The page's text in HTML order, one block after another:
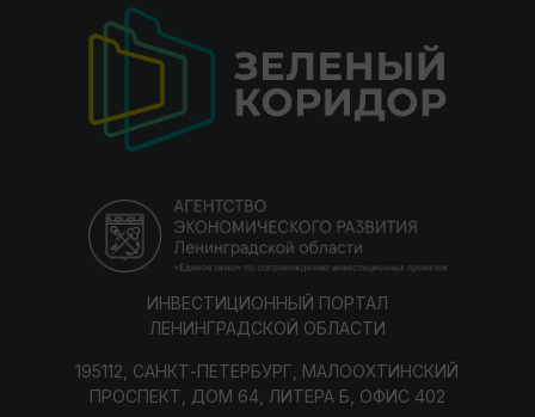
ИНВЕСТИЦИОННЫЙ ПОРТАЛ
ЛЕНИНГРАДСКОЙ ОБЛАСТИ
195112, САНКТ-ПЕТЕРБУРГ, МАЛООХТИНСКИЙ
ПРОСПЕКТ, ДОМ 64, ЛИТЕРА Б, ОФИС 402